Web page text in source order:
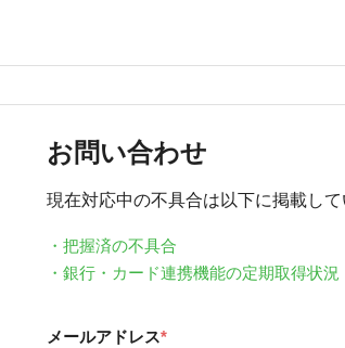
お問い合わせ
現在対応中の不具合は以下に掲載し
・把握済の不具合
・銀行・カード連携機能の定期取得状況
メールアドレス*